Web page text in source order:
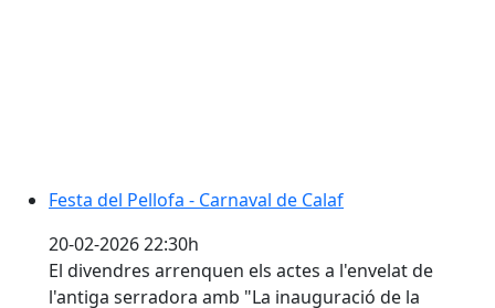
Festa del Pellofa - Carnaval de Calaf
20-02-2026 22:30h
El divendres arrenquen els actes a l'envelat de
l'antiga serradora amb "La inauguració de la